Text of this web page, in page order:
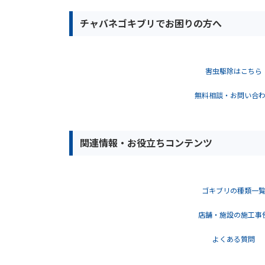
チャバネゴキブリでお困りの方へ
害虫駆除はこちら
無料相談・お問い合
関連情報・お役立ちコンテンツ
ゴキブリの種類一覧
店舗・施設の施工事
よくある質問